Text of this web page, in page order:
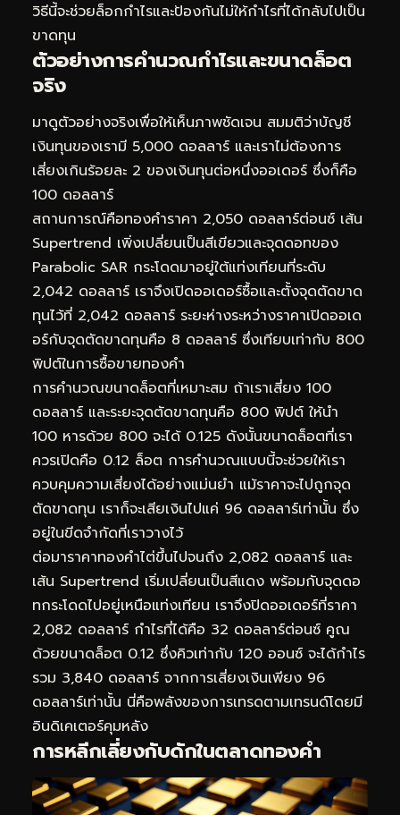
วิธีนี้จะช่วยล็อกกำไรและป้องกันไม่ให้กำไรที่ได้กลับไปเป็น
ขาดทุน
ตัวอย่างการคำนวณกำไรและขนาดล็อต
จริง
มาดูตัวอย่างจริงเพื่อให้เห็นภาพชัดเจน สมมติว่าบัญชี
เงินทุนของเรามี 5,000 ดอลลาร์ และเราไม่ต้องการ
เสี่ยงเกินร้อยละ 2 ของเงินทุนต่อหนึ่งออเดอร์ ซึ่งก็คือ
100 ดอลลาร์
สถานการณ์คือทองคำราคา 2,050 ดอลลาร์ต่อนซ์ เส้น
Supertrend เพิ่งเปลี่ยนเป็นสีเขียวและจุดดอทของ
Parabolic SAR กระโดดมาอยู่ใต้แท่งเทียนที่ระดับ
2,042 ดอลลาร์ เราจึงเปิดออเดอร์ซื้อและตั้งจุดตัดขาด
ทุนไว้ที่ 2,042 ดอลลาร์ ระยะห่างระหว่างราคาเปิดออเด
อร์กับจุดตัดขาดทุนคือ 8 ดอลลาร์ ซึ่งเทียบเท่ากับ 800
พิปต์ในการซื้อขายทองคำ
การคำนวณขนาดล็อตที่เหมาะสม ถ้าเราเสี่ยง 100
ดอลลาร์ และระยะจุดตัดขาดทุนคือ 800 พิปต์ ให้นำ
100 หารด้วย 800 จะได้ 0.125 ดังนั้นขนาดล็อตที่เรา
ควรเปิดคือ 0.12 ล็อต การคำนวณแบบนี้จะช่วยให้เรา
ควบคุมความเสี่ยงได้อย่างแม่นยำ แม้ราคาจะไปถูกจุด
ตัดขาดทุน เราก็จะเสียเงินไปแค่ 96 ดอลลาร์เท่านั้น ซึ่ง
อยู่ในขีดจำกัดที่เราวางไว้
ต่อมาราคาทองคำไต่ขึ้นไปจนถึง 2,082 ดอลลาร์ และ
เส้น Supertrend เริ่มเปลี่ยนเป็นสีแดง พร้อมกับจุดดอ
ทกระโดดไปอยู่เหนือแท่งเทียน เราจึงปิดออเดอร์ที่ราคา
2,082 ดอลลาร์ กำไรที่ได้คือ 32 ดอลลาร์ต่อนซ์ คูณ
ด้วยขนาดล็อต 0.12 ซึ่งคิวเท่ากับ 120 ออนซ์ จะได้กำไร
รวม 3,840 ดอลลาร์ จากการเสี่ยงเงินเพียง 96
ดอลลาร์เท่านั้น นี่คือพลังของการเทรดตามเทรนด์โดยมี
อินดิเคเตอร์คุมหลัง
การหลีกเลี่ยงกับดักในตลาดทองคำ